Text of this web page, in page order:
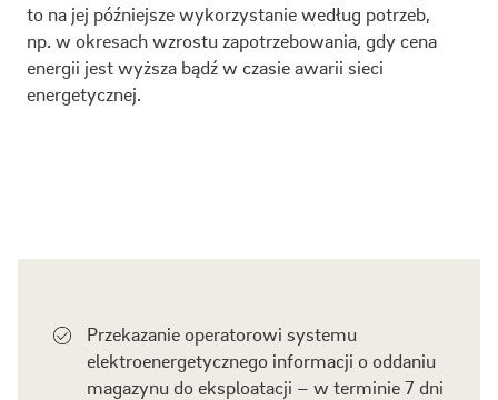
to na jej późniejsze wykorzystanie według potrzeb,
np. w okresach wzrostu zapotrzebowania, gdy cena
energii jest wyższa bądź w czasie awarii sieci
energetycznej.
Przekazanie operatorowi systemu
elektroenergetycznego informacji o oddaniu
magazynu do eksploatacji – w terminie 7 dni